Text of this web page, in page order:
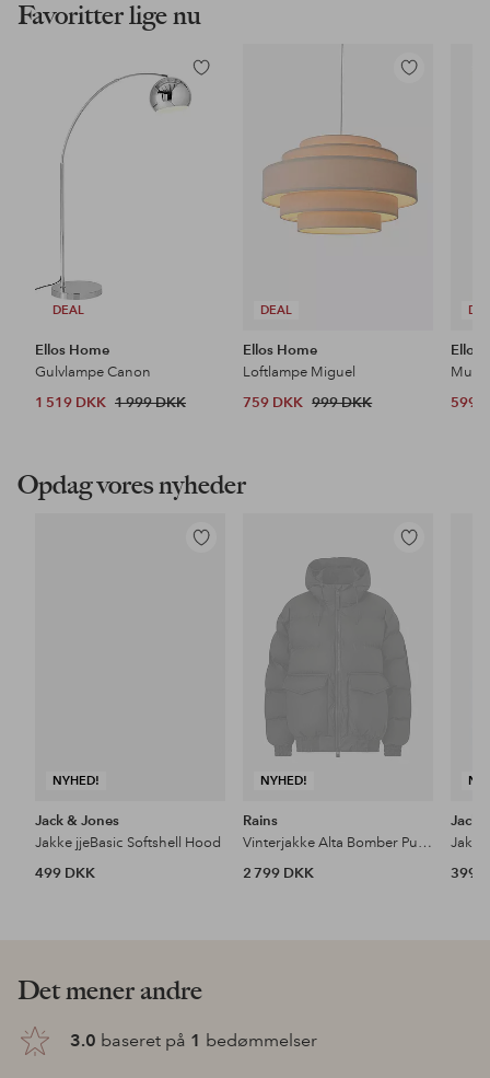
Favoritter lige nu
DEAL
Tilføj
til
Ellos Home
Gulvlampe Canon
1 519 DKK 1 999 DKK
DEAL
Tilføj
Ellos Home
Loftlampe Miguel
759 DKK 999 DKK
Ellos
599
Opdag vores nyheder
NYHED!
Tilføj
Jack & Jones
Jakke jjeBasic Softshell Hood
499 DKK
NYHED!
Tilføj
Rains
Vinterjakke Alta Bomber Puffer Jacket W3t3
2 799 DKK
Jack
399
Det mener andre
3.0 baseret på 1 bedømmelser